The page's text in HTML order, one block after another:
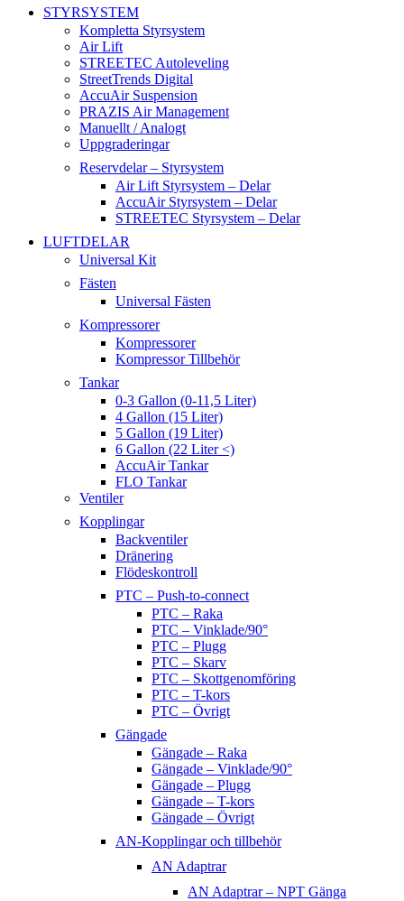
STYRSYSTEM
Kompletta Styrsystem
Air Lift
STREETEC Autoleveling
StreetTrends Digital
AccuAir Suspension
PRAZIS Air Management
Manuellt / Analogt
Uppgraderingar
Reservdelar – Styrsystem
Air Lift Styrsystem – Delar
AccuAir Styrsystem – Delar
STREETEC Styrsystem – Delar
LUFTDELAR
Universal Kit
Fästen
Universal Fästen
Kompressorer
Kompressorer
Kompressor Tillbehör
Tankar
0-3 Gallon (0-11,5 Liter)
4 Gallon (15 Liter)
5 Gallon (19 Liter)
6 Gallon (22 Liter <)
AccuAir Tankar
FLO Tankar
Ventiler
Kopplingar
Backventiler
Dränering
Flödeskontroll
PTC – Push-to-connect
PTC – Raka
PTC – Vinklade/90°
PTC – Plugg
PTC – Skarv
PTC – Skottgenomföring
PTC – T-kors
PTC – Övrigt
Gängade
Gängade – Raka
Gängade – Vinklade/90°
Gängade – Plugg
Gängade – T-kors
Gängade – Övrigt
AN-Kopplingar och tillbehör
AN Adaptrar
AN Adaptrar – NPT Gänga